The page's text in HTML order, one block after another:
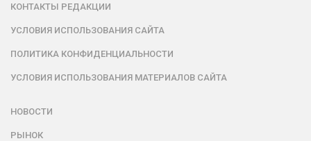
КОНТАКТЫ РЕДАКЦИИ
УСЛОВИЯ ИСПОЛЬЗОВАНИЯ САЙТА
ПОЛИТИКА КОНФИДЕНЦИАЛЬНОСТИ
УСЛОВИЯ ИСПОЛЬЗОВАНИЯ МАТЕРИАЛОВ САЙТА
НОВОСТИ
РЫНОК